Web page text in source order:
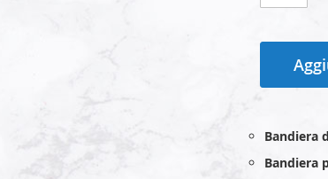
Bandiera
Bandiera